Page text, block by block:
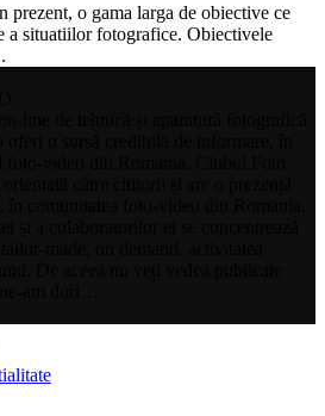
prezent, o gama larga de obiective ce
a situatiilor fotografice. Obiectivele